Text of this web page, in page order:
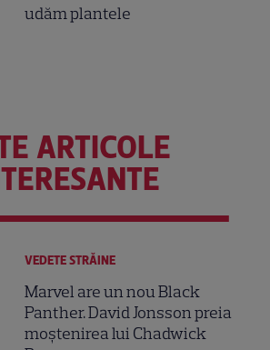
udăm plantele
ARTICOLE
VEDETE STRĂINE
Marvel are un nou Black
Panther. David Jonsson preia
moștenirea lui Chadwick